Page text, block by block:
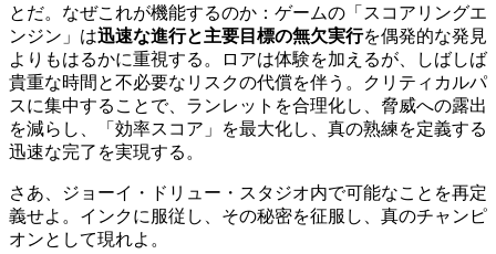
とだ。なぜこれが機能するのか：ゲームの「スコアリングエ
ンジン」は迅速な進行と主要目標の無欠実行を偶発的な発見
よりもはるかに重視する。ロアは体験を加えるが、しばしば
貴重な時間と不必要なリスクの代償を伴う。クリティカルパ
スに集中することで、ランレットを合理化し、脅威への露出
を減らし、「効率スコア」を最大化し、真の熟練を定義する
迅速な完了を実現する。
さあ、ジョーイ・ドリュー・スタジオ内で可能なことを再定
義せよ。インクに服従し、その秘密を征服し、真のチャンピ
オンとして現れよ。